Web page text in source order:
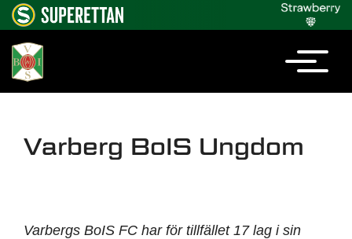
Varberg BoIS Ungdom
Varbergs BoIS FC har för tillfället 17 lag i sin